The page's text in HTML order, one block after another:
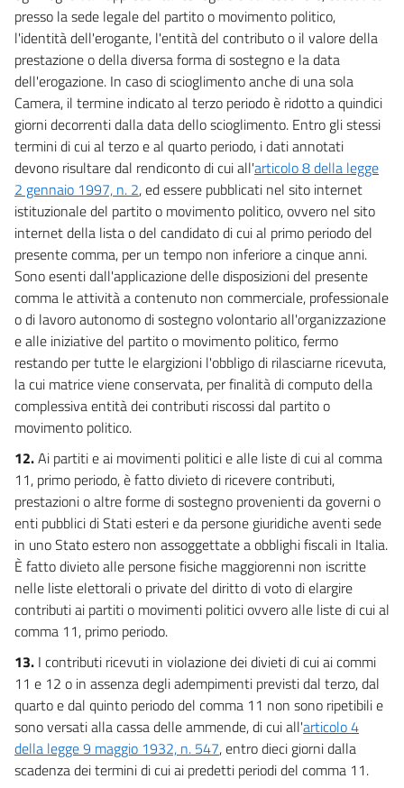
presso la sede legale del partito o movimento politico,
l'identità dell'erogante, l'entità del contributo o il valore della
prestazione o della diversa forma di sostegno e la data
dell'erogazione. In caso di scioglimento anche di una sola
Camera, il termine indicato al terzo periodo è ridotto a quindici
giorni decorrenti dalla data dello scioglimento. Entro gli stessi
termini di cui al terzo e al quarto periodo, i dati annotati
devono risultare dal rendiconto di cui all'articolo 8 della legge
2 gennaio 1997, n. 2, ed essere pubblicati nel sito internet
istituzionale del partito o movimento politico, ovvero nel sito
internet della lista o del candidato di cui al primo periodo del
presente comma, per un tempo non inferiore a cinque anni.
Sono esenti dall'applicazione delle disposizioni del presente
comma le attività a contenuto non commerciale, professionale
o di lavoro autonomo di sostegno volontario all'organizzazione
e alle iniziative del partito o movimento politico, fermo
restando per tutte le elargizioni l'obbligo di rilasciarne ricevuta,
la cui matrice viene conservata, per finalità di computo della
complessiva entità dei contributi riscossi dal partito o
movimento politico.
12.Ai partiti e ai movimenti politici e alle liste di cui al comma
11, primo periodo, è fatto divieto di ricevere contributi,
prestazioni o altre forme di sostegno provenienti da governi o
enti pubblici di Stati esteri e da persone giuridiche aventi sede
in uno Stato estero non assoggettate a obblighi fiscali in Italia.
È fatto divieto alle persone fisiche maggiorenni non iscritte
nelle liste elettorali o private del diritto di voto di elargire
contributi ai partiti o movimenti politici ovvero alle liste di cui al
comma 11, primo periodo.
13. I contributi ricevuti in violazione dei divieti di cui ai commi
11 e 12 o in assenza degli adempimenti previsti dal terzo, dal
quarto e dal quinto periodo del comma 11 non sono ripetibili e
sono versati alla cassa delle ammende, di cui all'articolo 4
della legge 9 maggio 1932, n. 547, entro dieci giorni dalla
scadenza dei termini di cui ai predetti periodi del comma 11.